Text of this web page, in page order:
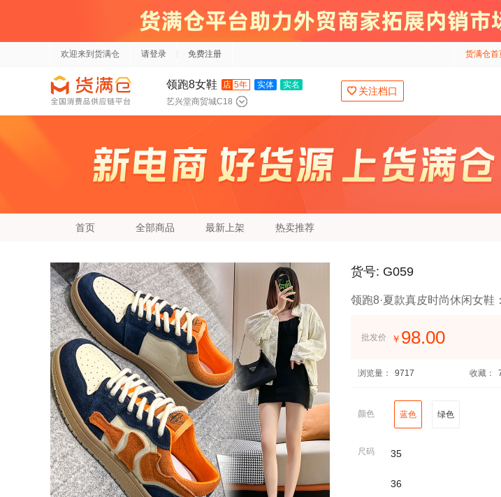
欢迎来到货满仓 请登录 免费注册 货满仓首
领跑8女鞋 店 5年 实体
实名
艺兴堂商贸城C18
关注档口
首页 全部商品 最新上架 热卖推荐
货号: G059
领跑8·夏款真皮时尚休闲女鞋
批发价 ￥ 98.00
浏览量： 9717 收藏：
颜色 蓝色 绿色
尺码 35
36